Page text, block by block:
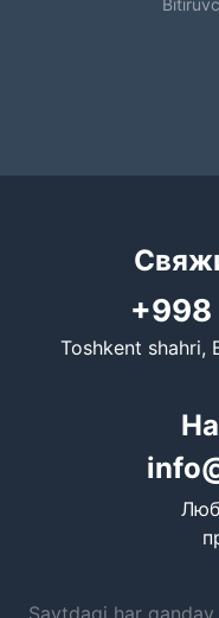
+998
Toshkent shahri,
Saytdagi har